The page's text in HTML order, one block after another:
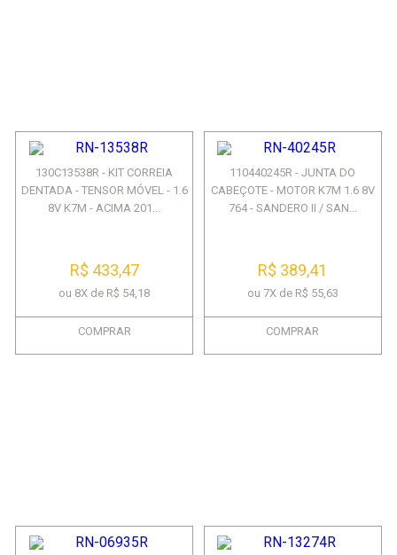
130C13538R - KIT CORREIA
DENTADA - TENSOR MÓVEL - 1.6
8V K7M - ACIMA 201...
R$ 433,47
ou 8X de R$ 54,18
COMPRAR
110440245R - JUNTA DO
CABEÇOTE - MOTOR K7M 1.6 8V
764 - SANDERO II / SAN...
R$ 389,41
ou 7X de R$ 55,63
COMPRAR